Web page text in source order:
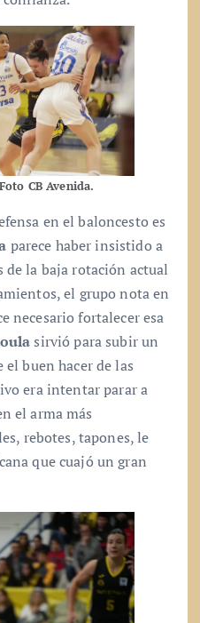
CB Avenida.
en el baloncesto es
parece haber insistido a
de la baja rotación actual
el grupo nota en
necesario fortalecer esa
sirvió para subir un
buen hacer de las
era intentar parar a
el arma más
rebotes, tapones, le
que cuajó un gran